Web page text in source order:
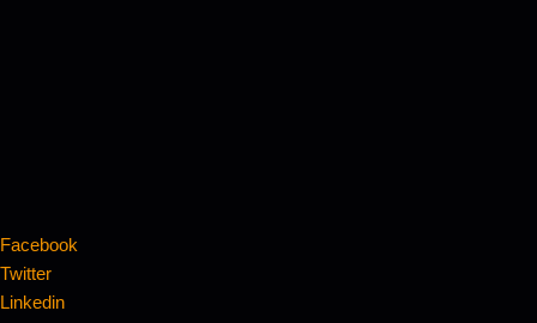
Facebook
Twitter
Linkedin